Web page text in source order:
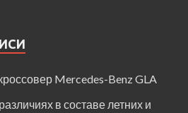
Mercedes-Benz GLA
в составе летних и